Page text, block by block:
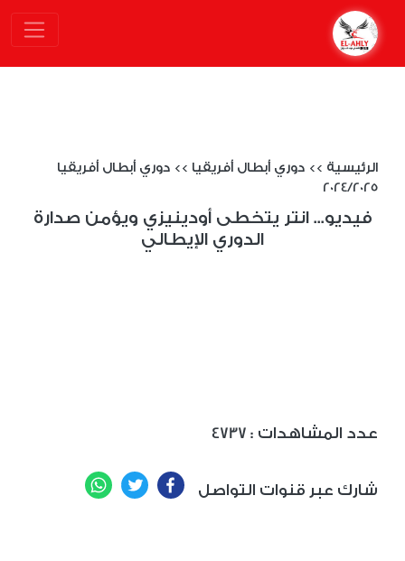
الرئيسية >> دوري أبطال أفريقيا >> دوري أبطال أفريقيا
2024/2025
فيديو... انتر يتخطى أودينيزي ويؤمن صدارة
الدوري الإيطالي
4737 : عدد المشاهدات
شارك عبر قنوات التواصل Facebook
Twitter